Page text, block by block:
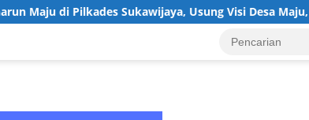
Sukawijaya, Usung Visi Desa Maju, Sejahtera,